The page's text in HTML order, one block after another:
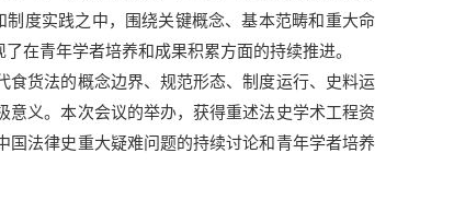
度实践之中，围绕关键概念、基本范畴和重大命
在青年学者培养和成果积累方面的持续推进。
货法的概念边界、规范形态、制度运行、史料运
义。本次会议的举办，获得重述法史学术工程资
法律史重大疑难问题的持续讨论和青年学者培养